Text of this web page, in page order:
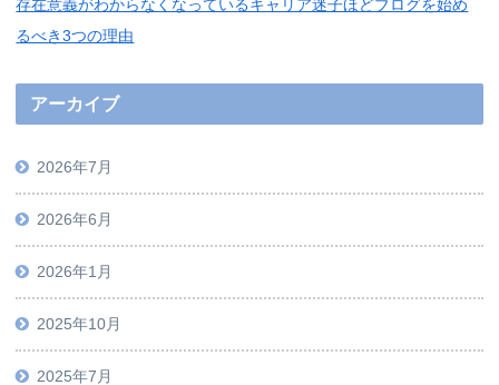
存在意義がわからなくなっているキャリア迷子ほどブログを始め
るべき3つの理由
アーカイブ
2026年7月
2026年6月
2026年1月
2025年10月
2025年7月